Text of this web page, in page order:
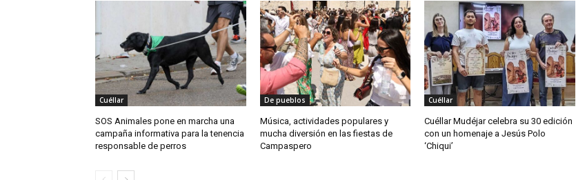
Cuéllar
SOS Animales pone en marcha una
campaña informativa para la tenencia
responsable de perros
De pueblos
Música, actividades populares y
mucha diversión en las fiestas de
Campaspero
Cuéllar
Cuéllar Mudéjar celebra su 30 edición
con un homenaje a Jesús Polo
‘Chiqui’